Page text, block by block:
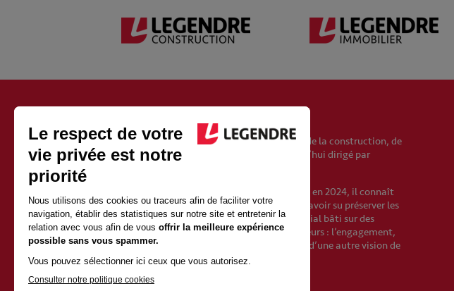
Fondé en 1946, le groupe Legendre est un acteur européen de la construction, de
l’immobilier, de l’énergie et de l’exploitation. Il est aujourd’hui dirigé par
Vincent Legendre, le petit-fils du fondateur.
Avec 2500 salariés et 1 milliard d’euros de chiffre d’affaires en 2024, il connaît
une croissance soutenue depuis sa création. Sa force est d’avoir su préserver les
qualités de proximité et d’indépendance d’un groupe familial bâti sur des
valeurs fortes et partagées avec l’ensemble des collaborateurs : l’engagement,
l’entrepreneuriat et l’humain. Elles posent les fondements d’une autre vision de
la construction.